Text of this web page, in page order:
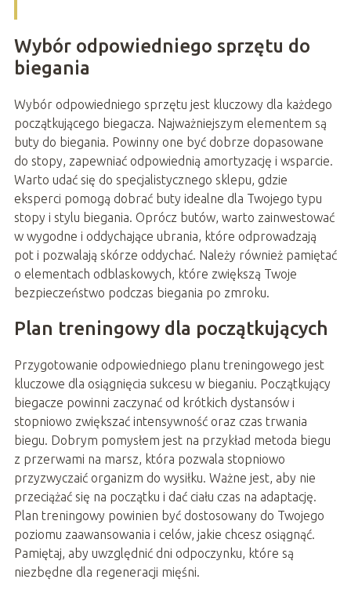
Wybór odpowiedniego sprzętu do
biegania
Wybór odpowiedniego sprzętu jest kluczowy dla każdego
początkującego biegacza. Najważniejszym elementem są
buty do biegania. Powinny one być dobrze dopasowane
do stopy, zapewniać odpowiednią amortyzację i wsparcie.
Warto udać się do specjalistycznego sklepu, gdzie
eksperci pomogą dobrać buty idealne dla Twojego typu
stopy i stylu biegania. Oprócz butów, warto zainwestować
w wygodne i oddychające ubrania, które odprowadzają
pot i pozwalają skórze oddychać. Należy również pamiętać
o elementach odblaskowych, które zwiększą Twoje
bezpieczeństwo podczas biegania po zmroku.
Plan treningowy dla początkujących
Przygotowanie odpowiedniego planu treningowego jest
kluczowe dla osiągnięcia sukcesu w bieganiu. Początkujący
biegacze powinni zaczynać od krótkich dystansów i
stopniowo zwiększać intensywność oraz czas trwania
biegu. Dobrym pomysłem jest na przykład metoda biegu
z przerwami na marsz, która pozwala stopniowo
przyzwyczaić organizm do wysiłku. Ważne jest, aby nie
przeciążać się na początku i dać ciału czas na adaptację.
Plan treningowy powinien być dostosowany do Twojego
poziomu zaawansowania i celów, jakie chcesz osiągnąć.
Pamiętaj, aby uwzględnić dni odpoczynku, które są
niezbędne dla regeneracji mięśni.